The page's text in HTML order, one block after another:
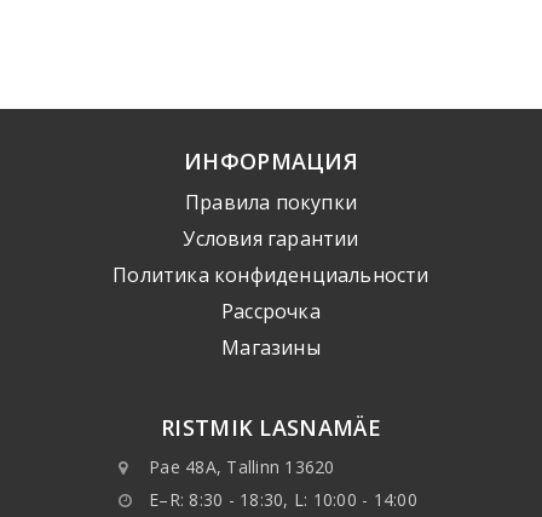
ИНФОРМАЦИЯ
Правила покупки
Условия гарантии
Политика конфиденциальности
Рассрочка
Mагазины
RISTMIK LASNAMÄE
Pae 48A, Tallinn 13620
E–R: 8:30 - 18:30, L: 10:00 - 14:00